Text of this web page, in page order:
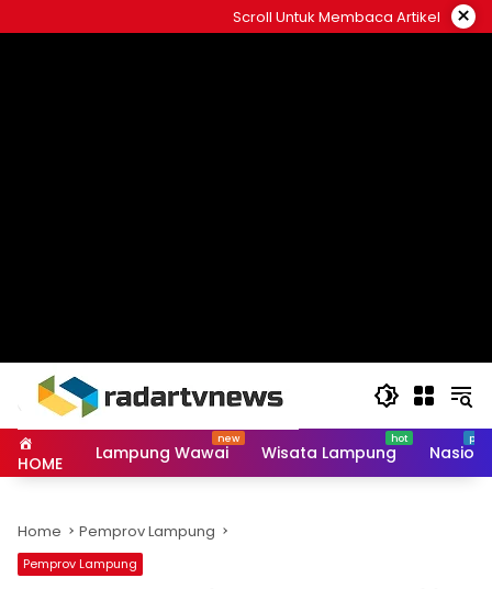
to
Scroll Untuk Membaca Artikel ×
HOME Lampung Wawai Wisata Lampung
Home Pemprov Lampung
Pemprov Lampung